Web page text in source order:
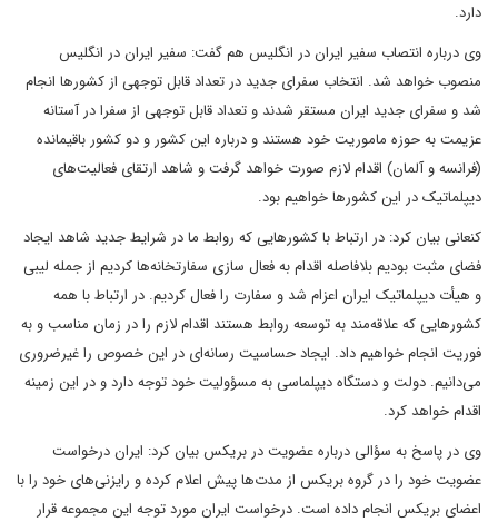
دارد.
وی درباره انتصاب سفیر ایران در انگلیس هم گفت: سفیر ایران در انگلیس
منصوب خواهد شد. انتخاب سفرای جدید در تعداد قابل توجهی از کشورها انجام
شد و سفرای جدید ایران مستقر شدند و تعداد قابل توجهی از سفرا در آستانه
عزیمت به حوزه ماموریت خود هستند و درباره این کشور و دو کشور باقیمانده
(فرانسه و آلمان) اقدام لازم صورت خواهد گرفت و شاهد ارتقای فعالیت‌های
دیپلماتیک در این کشورها خواهیم بود.
کنعانی بیان کرد: در ارتباط با کشورهایی که روابط ما در شرایط جدید شاهد ایجاد
فضای مثبت بودیم بلافاصله اقدام به فعال سازی سفارتخانه‌ها کردیم از جمله لیبی
و هیأت دیپلماتیک ایران اعزام شد و سفارت را فعال کردیم. در ارتباط با همه
کشورهایی که علاقه‌مند به توسعه روابط هستند اقدام لازم را در زمان مناسب و به
فوریت انجام خواهیم داد. ایجاد حساسیت رسانه‌ای در این خصوص را غیرضروری
می‌دانیم. دولت و دستگاه دیپلماسی به مسؤولیت خود توجه دارد و در این زمینه
اقدام خواهد کرد.
وی در پاسخ به سؤالی درباره عضویت در بریکس بیان کرد: ایران درخواست
عضویت خود را در گروه بریکس از مدت‌ها پیش اعلام کرده و رایزنی‌های خود را با
اعضای بریکس انجام داده است. درخواست ایران مورد توجه این مجموعه قرار